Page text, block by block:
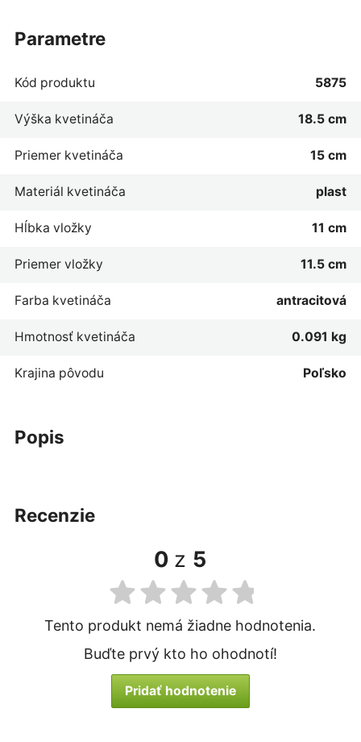
popis
parametre
Kód produktu 5875
Výška kvetináča 18.5 cm
Priemer kvetináča 15 cm
Materiál kvetináča plast
Hĺbka vložky 11 cm
Priemer vložky 11.5 cm
Farba kvetináča antracitová
Hmotnosť kvetináča 0.091 kg
Krajina pôvodu Poľsko
recenzie
0 z 5
Tento produkt nemá žiadne hodnotenia.
Buďte prvý kto ho ohodnotí!
Pridať hodnotenie